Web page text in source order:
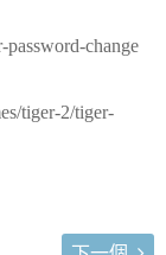
password-change
tiger-2/tiger-